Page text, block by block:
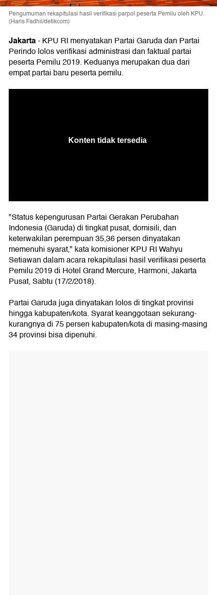
Pengumuman rekapitulasi hasil verifikasi parpol peserta Pemilu oleh KPU.
(Haris Fadhil/detikcom)
Jakarta-KPU RI menyatakan Partai Garuda dan Partai
Perindo lolos verifikasi administrasi dan faktual partai
peserta Pemilu 2019. Keduanya merupakan dua dari
empat partai baru peserta pemilu.
"Status kepengurusan Partai Gerakan Perubahan
Indonesia (Garuda) di tingkat pusat, domisili, dan
keterwakilan perempuan 35,36 persen dinyatakan
memenuhi syarat," kata komisioner KPU RI Wahyu
Setiawan dalam acara rekapitulasi hasil verifikasi peserta
Pemilu 2019 di Hotel Grand Mercure, Harmoni, Jakarta
Pusat, Sabtu (17/2/2018).
Partai Garuda juga dinyatakan lolos di tingkat provinsi
hingga kabupaten/kota. Syarat keanggotaan sekurang-
kurangnya di 75 persen kabupaten/kota di masing-masing
34 provinsi bisa dipenuhi.